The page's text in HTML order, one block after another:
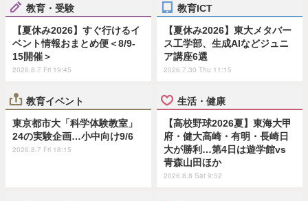
教育・受験
【夏休み2026】すぐ行けるイ
ベント情報おまとめ便＜8/9-
15開催＞
2026.8.7 Fri 19:45
教育ICT
【夏休み2026】東大メタバー
ス工学部、生成AIなどジュニ
ア講座6選
2026.7.30 Thu 11:15
教育イベント
東京都市大「科学体験教室」
24の実験企画…小中向け9/6
2026.8.7 Fri 18:15
生活・健康
【高校野球2026夏】東海大甲
府・健大高崎・有明・長崎日
大が勝利…第4日は遊学館vs
青森山田ほか
2026.8.8 Sat 9:52